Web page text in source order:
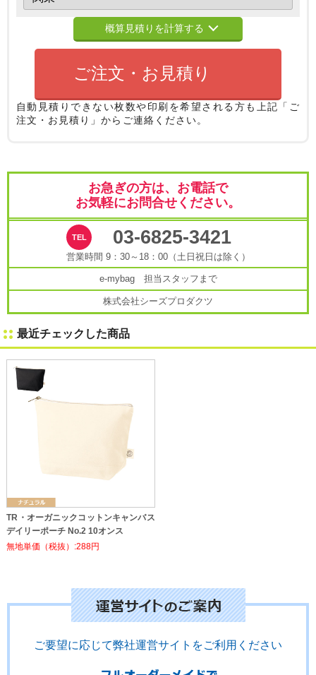
概算見積りを計算する
ご注文・お見積り
自動見積りできない枚数や印刷を希望される方も 上記「ご
注文・お見積り」からご連絡ください。
お急ぎの方は、お電話で
お気軽にお問合せください。
03-6825-3421
営業時間 9：30～18：00（土日祝日は除く）
e-mybag 担当スタッフまで
株式会社シーズプロダクツ
最近チェックした商品
TR・オーガニックコットンキャンバス
デイリーポーチ No.2 10オンス
無地単価（税抜）:288円
ご要望に応じて弊社運営サイトをご利用ください